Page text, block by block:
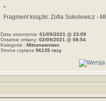
*
Fragment książki: Zofia Sokolewicz -
Data utworzenia: 01/09/2021 @ 23:09
Ostatnie zmiany: 02/09/2021 @ 08:54
Kategoria : Mitoznawstwo
Strona czytana 96135 razy